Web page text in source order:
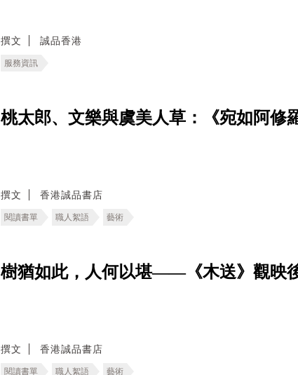
撰文 誠品香港
服務資訊
桃太郎、文樂與虞美人草：《宛如阿修
撰文 香港誠品書店
閱讀書單 職人絮語 藝術
樹猶如此，人何以堪——《木送》觀映
撰文 香港誠品書店
閱讀書單 職人絮語 藝術